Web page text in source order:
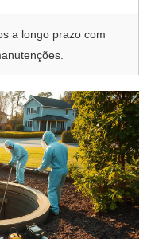
a longo prazo com